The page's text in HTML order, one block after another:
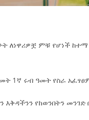
ለነዋሪዎቿ ምቹ የሆነች
1ኛ ሩብ ዓመት የስራ
እቅዳችንን የከወንበትን